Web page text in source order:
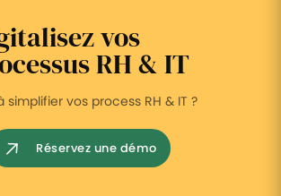
vos
RH & IT
simplifier vos process RH & IT ?
Réservez une démo